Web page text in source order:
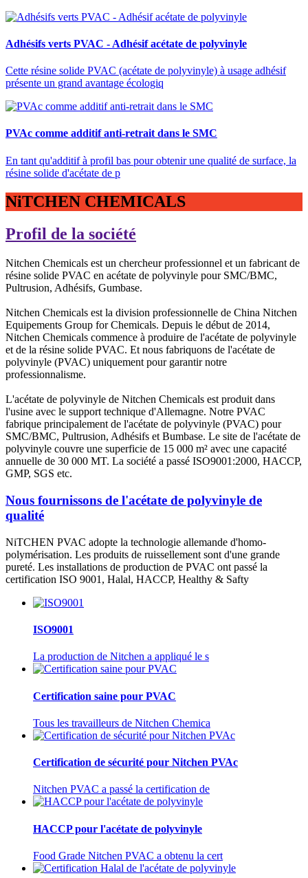
Adhésifs verts PVAC - Adhésif acétate de polyvinyle
Cette résine solide PVAC (acétate de polyvinyle) à usage adhésif
présente un grand avantage écologiq
PVAc comme additif anti-retrait dans le SMC
En tant qu'additif à profil bas pour obtenir une qualité de surface, la
résine solide d'acétate de p
NiTCHEN CHEMICALS
Profil de la société
Nitchen Chemicals est un chercheur professionnel et un fabricant de
résine solide PVAC en acétate de polyvinyle pour SMC/BMC,
Pultrusion, Adhésifs, Gumbase.
Nitchen Chemicals est la division professionnelle de China Nitchen
Equipements Group for Chemicals. Depuis le début de 2014,
Nitchen Chemicals commence à produire de l'acétate de polyvinyle
et de la résine solide PVAC. Et nous fabriquons de l'acétate de
polyvinyle (PVAC) uniquement pour garantir notre
professionnalisme.
L'acétate de polyvinyle de Nitchen Chemicals est produit dans
l'usine avec le support technique d'Allemagne. Notre PVAC
fabrique principalement de l'acétate de polyvinyle (PVAC) pour
SMC/BMC, Pultrusion, Adhésifs et Bumbase. Le site de l'acétate de
polyvinyle couvre une superficie de 15 000 m² avec une capacité
annuelle de 30 000 MT. La société a passé ISO9001:2000, HACCP,
GMP, SGS etc.
Nous fournissons de l'acétate de polyvinyle de
qualité
NiTCHEN PVAC adopte la technologie allemande d'homo-
polymérisation. Les produits de ruissellement sont d'une grande
pureté. Les installations de production de PVAC ont passé la
certification ISO 9001, Halal, HACCP, Healthy & Safty
ISO9001
La production de Nitchen a appliqué le s
Certification saine pour PVAC
Tous les travailleurs de Nitchen Chemica
Certification de sécurité pour Nitchen PVAc
Nitchen PVAC a passé la certification de
HACCP pour l'acétate de polyvinyle
Food Grade Nitchen PVAC a obtenu la cert